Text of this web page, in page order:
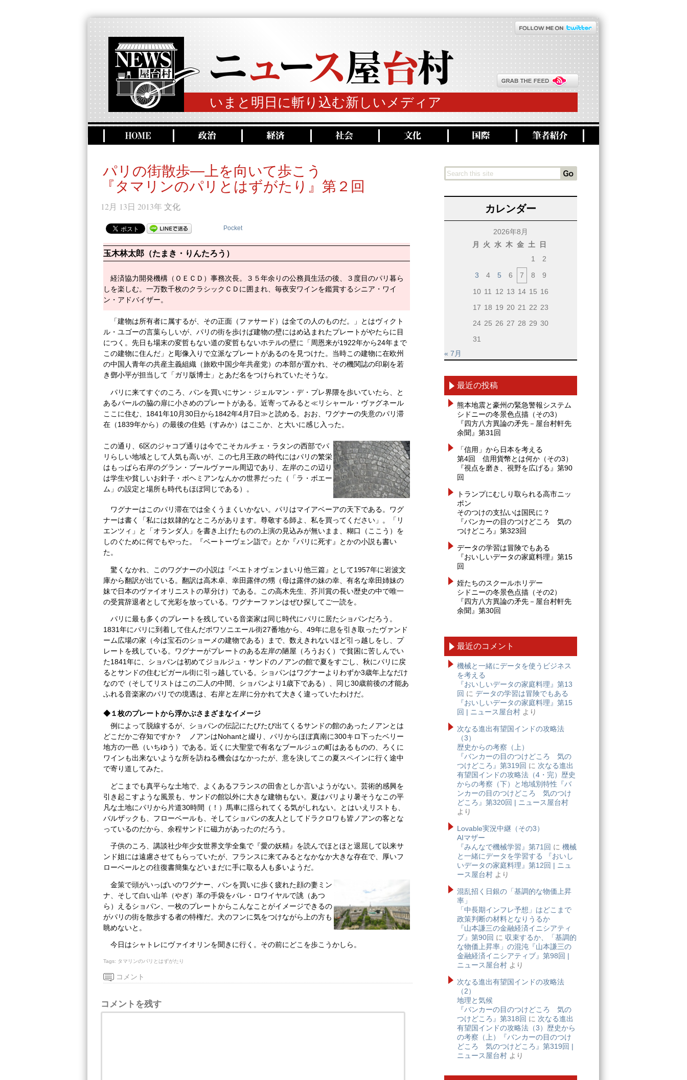
いまと明日に斬り込む新しいメディア
パリの街散歩―上を向いて歩こう
『タマリンのパリとはずがたり』第２回
12月 13日 2013年 文化
Pocket
玉木林太郎（たまき・りんたろう）
経済協力開発機構（ＯＥＣＤ）事務次長。３５年余りの公務員生活の後、３度目のパリ暮ら
しを楽しむ。一万数千枚のクラシックＣＤに囲まれ、毎夜安ワインを鑑賞するシニア・ワイ
ン・アドバイザー。
「建物は所有者に属するが、その正面（ファサード）は全ての人のものだ。」とはヴィクト
ル・ユゴーの言葉らしいが、パリの街を歩けば建物の壁にはめ込まれたプレートがやたらに目
につく。先日も場末の変哲もない道の変哲もないホテルの壁に「周恩来が1922年から24年まで
この建物に住んだ」と彫像入りで立派なプレートがあるのを見つけた。当時この建物に在欧州
の中国人青年の共産主義組織（旅欧中国少年共産党）の本部が置かれ、その機関誌の印刷を若
き鄧小平が担当して「ガリ版博士」とあだ名をつけられていたそうな。
パリに来てすぐのころ、パンを買いにサン・ジェルマン・デ・プレ界隈を歩いていたら、と
あるバールの脇の扉に小さめのプレートがある。近寄ってみると≪リシャール・ヴァグネール
ここに住む、1841年10月30日から1842年4月7日≫と読める。おお、ワグナーの失意のパリ滞
在（1839年から）の最後の住処（すみか）はここか、と大いに感じ入った。
この通り、6区のジャコブ通りは今でこそカルチェ・ラタンの西部でパ
リらしい地域として人気も高いが、この七月王政の時代にはパリの繁栄
はもっぱら右岸のグラン・ブールヴァール周辺であり、左岸のこの辺り
は学生や貧しいお針子・ボヘミアンなんかの世界だった（「ラ・ボエー
ム」の設定と場所も時代もほぼ同じである）。
ワグナーはこのパリ滞在では全くうまくいかない。パリはマイアベーアの天下である。ワグ
ナーは書く「私には奴隷的なところがあります。尊敬する師よ、私を買ってください」。「リ
エンツィ」と「オランダ人」を書き上げたものの上演の見込みが無いまま、糊口（ここう）を
しのぐために何でもやった。『ベートーヴェン詣で』とか『パリに死す』とかの小説も書い
た。
驚くなかれ、このワグナーの小説は『ベエトオヴェンまいり他三篇』として1957年に岩波文
庫から翻訳が出ている。翻訳は高木卓、幸田露伴の甥（母は露伴の妹の幸、有名な幸田姉妹の
妹で日本のヴァイオリニストの草分け）である。この高木先生、芥川賞の長い歴史の中で唯一
の受賞辞退者として光彩を放っている。ワグナーファンはぜひ探してご一読を。
パリに最も多くのプレートを残している音楽家は同じ時代にパリに居たショパンだろう。
1831年にパリに到着して住んだポワソニエール街27番地から、49年に息を引き取ったヴァンド
ーム広場の家（今は宝石のショーメの建物である）まで、数えきれないほど引っ越しをし、プ
レートを残している。ワグナーがプレートのある左岸の陋屋（ろうおく）で貧困に苦しんでい
た1841年に、ショパンは初めてジョルジュ・サンドのノアンの館で夏をすごし、秋にパリに戻
るとサンドの住むピガール街に引っ越している。ショパンはワグナーよりわずか3歳年上なだけ
なので（そしてリストはこの二人の中間、ショパンより1歳下である）、同じ30歳前後の才能あ
ふれる音楽家のパリでの境遇は、右岸と左岸に分かれて大きく違っていたわけだ。
◆１枚のプレートから浮かぶさまざまなイメージ
例によって脱線するが、ショパンの伝記にたびたび出てくるサンドの館のあったノアンとは
どこだかご存知ですか？ ノアンはNohantと綴り、パリからほぼ真南に300キロ下ったベリー
地方の一邑（いちゆう）である。近くに大聖堂で有名なブールジュの町はあるものの、ろくに
ワインも出来ないような所を訪ねる機会はなかったが、意を決してこの夏スペインに行く途中
で寄り道してみた。
どこまでも真平らな土地で、よくあるフランスの田舎としか言いようがない。芸術的感興を
引き起こすような風景も、サンドの館以外に大きな建物もない。夏はパリより暑そうなこの平
凡な土地にパリから片道30時間（！）馬車に揺られてくる気がしれない。とはいえリストも、
バルザックも、フローベールも、そしてショパンの友人としてドラクロワも皆ノアンの客とな
っているのだから、余程サンドに磁力があったのだろう。
子供のころ、講談社少年少女世界文学全集で『愛の妖精』を読んでほとほと退屈して以来サ
ンド姐には遠慮させてもらっていたが、フランスに来てみるとなかなか大きな存在で、厚いフ
ローベールとの往復書簡集などいまだに手に取る人も多いようだ。
金策で頭がいっぱいのワグナー、パンを買いに歩く疲れた顔の妻ミン
ナ、そして白い山羊（やぎ）革の手袋をパレ・ロワイヤルで誂（あつ
ら）えるショパン、一枚のプレートからこんなことがイメージできるの
がパリの街を散歩する者の特権だ。犬のフンに気をつけながら上の方も
眺めないと。
今日はシャトレにヴァイオリンを聞きに行く。その前にどこを歩こうかしら。
Tags: タマリンのパリとはずがたり
コメント
コメントを残す
カレンダー
2026年8月
月
火 水 木 金 土
日
1
2
3
4 5 6 7 8
9
10 11 12 13 14 15 16
17 18 19 20 21 22 23
24 25 26 27 28 29 30
31
« 7月
最近の投稿
熊本地震と豪州の緊急警報システム
シドニーの冬景色点描（その3）
『四方八方異論の矛先－屋台村軒先
余聞』第31回
「信用」から日本を考える
第4回 信用貨幣とは何か（その3）
『視点を磨き、視野を広げる』第90
回
トランプにむしり取られる高市ニッ
ポン
そのつけの支払いは国民に？
『バンカーの目のつけどころ 気の
つけどころ』第323回
データの学習は冒険でもある
『おいしいデータの家庭料理』第15
回
姪たちのスクールホリデー
シドニーの冬景色点描（その2）
『四方八方異論の矛先－屋台村軒先
余聞』第30回
最近のコメント
機械と一緒にデータを使うビジネス
を考える
『おいしいデータの家庭料理』第13
回 に データの学習は冒険でもある
『おいしいデータの家庭料理』第15
回 | ニュース屋台村 より
次なる進出有望国インドの攻略法
（3）
歴史からの考察（上）
『バンカーの目のつけどころ 気の
つけどころ』第319回 に 次なる進出
有望国インドの攻略法（4・完）歴史
からの考察（下）と地域別特性『バ
ンカーの目のつけどころ 気のつけ
どころ』第320回 | ニュース屋台村
より
Lovable実況中継（その3）
AIマザー
『みんなで機械学習』第71回 に 機械
と一緒にデータを学習する 『おいし
いデータの家庭料理』第12回 | ニュ
ース屋台村 より
混乱招く日銀の「基調的な物価上昇
率」
「中長期インフレ予想」はどこまで
政策判断の材料となりうるか
『山本謙三の金融経済イニシアティ
ブ』第90回 に 収束するか、「基調的
な物価上昇率」の混沌『山本謙三の
金融経済イニシアティブ』第98回 |
ニュース屋台村 より
次なる進出有望国インドの攻略法
（2）
地理と気候
『バンカーの目のつけどころ 気の
つけどころ』第318回 に 次なる進出
有望国インドの攻略法（3）歴史から
の考察（上）『バンカーの目のつけ
どころ 気のつけどころ』第319回 |
ニュース屋台村 より